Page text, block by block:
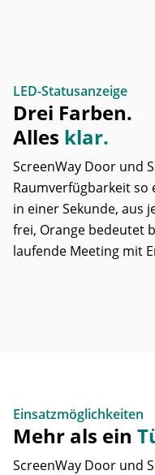
LED-Statusanzeige
Drei Farben.
Alles klar.
ScreenWay Door und
Raumverfügbarkeit so
in einer Sekunde, aus
frei, Orange bedeutet
laufende Meeting mit
Einsatzmöglichkeiten
Mehr als ein
ScreenWay Door und